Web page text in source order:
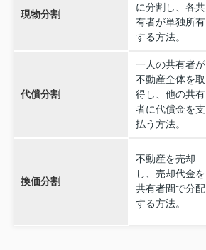
現物分割
に分割し、各共
有者が単独所有
する方法。
代償分割
一人の共有者が
不動産全体を取
得し、他の共有
者に代償金を支
払う方法。
換価分割
不動産を売却
し、売却代金を
共有者間で分配
する方法。